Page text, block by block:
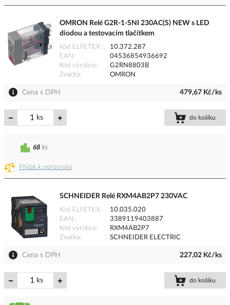
OMRON Relé G2R-1-SNI 230AC(S) NEW s LED
diodou a testovacím tlačítkem
Kód ELFETEX
10.372.287
EAN
04536854936692
Kód výrobce
G2RN8803B
Značka
OMRON
Cena s DPH 479,67 Kč/ks
ks do košíku
Přidat k porovnání
68 ks
SCHNEIDER Relé RXM4AB2P7 230VAC
Kód ELFETEX
10.035.020
EAN
3389119403887
Kód výrobce
RXM4AB2P7
Značka
SCHNEIDER ELECTRIC
Cena s DPH 227,02 Kč/ks
ks do košíku